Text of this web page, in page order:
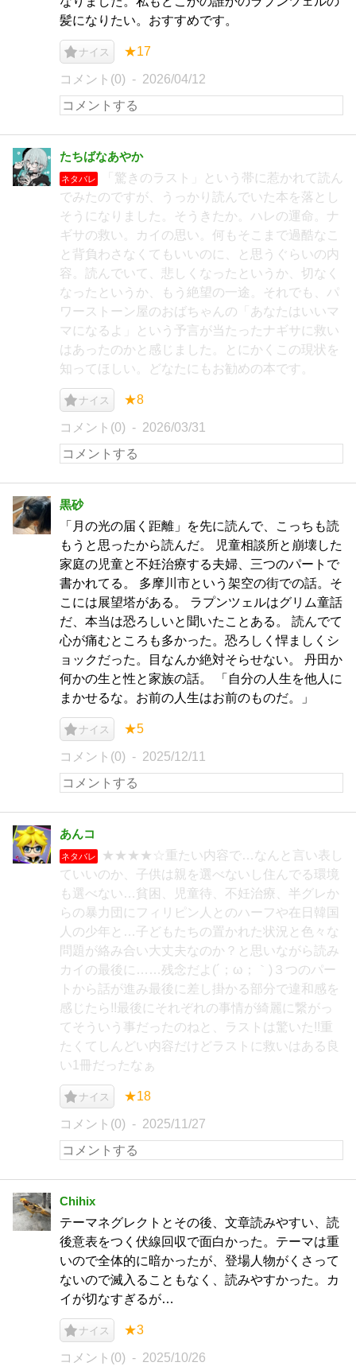
髪になりたい。おすすめです。
ナイス ★17
コメント(0) 2026/04/12
たちばなあやか
ネタバレ
「驚きのラスト」という帯に惹かれて読ん
でみたのですが、うっかり読んでいた本を落とし
そうになりました。そうきたか。ハレの運命。ナ
ギサの救い。カイの思い。何もそこまで過酷なこ
と背負わさなくてもいいのに、と思うぐらいの内
容。読んでいて、悲しくなったというか、切なく
なったというか、もう絶望の一途。それでも、パ
ワーストーン屋のおばちゃんの「あなたはいいマ
マになるよ」という予言が当たったナギサに救い
はあったのかと感じました。とにかくこの現状を
知ってほしい。どなたにもお勧めの本です。
ナイス ★8
コメント(0) 2026/03/31
黒砂
「月の光の届く距離」を先に読んで、こっちも読
もうと思ったから読んだ。 児童相談所と崩壊した
家庭の児童と不妊治療する夫婦、三つのパートで
書かれてる。 多摩川市という架空の街での話。そ
こには展望塔がある。 ラプンツェルはグリム童話
だ、本当は恐ろしいと聞いたことある。 読んでて
心が痛むところも多かった。恐ろしく悍ましくシ
ョックだった。目なんか絶対そらせない。 丹田か
何かの生と性と家族の話。 「自分の人生を他人に
まかせるな。お前の人生はお前のものだ。」
ナイス ★5
コメント(0) 2025/12/11
あんコ
ネタバレ
★★★★☆重たい内容で…なんと言い表し
ていいのか、子供は親を選べないし住んでる環境
も選べない…貧困、児童待、不妊治療、半グレか
らの暴力団にフィリピン人とのハーフや在日韓国
人の少年と…子どもたちの置かれた状況と色々な
問題が絡み合い大丈夫なのか？と思いながら読み
カイの最後に……残念だよ(´；ω；｀)３つのパー
トから話が進み最後に差し掛かる部分で違和感を
感じたら!!最後にそれぞれの事情が綺麗に繋がっ
てそういう事だったのねと、ラストは驚いた!!重
たくてしんどい内容だけどラストに救いはある良
い1冊だったなぁ
ナイス ★18
コメント(0) 2025/11/27
Chihix
テーマネグレクトとその後、文章読みやすい、読
後意表をつく伏線回収で面白かった。テーマは重
いので全体的に暗かったが、登場人物がくさって
ないので滅入ることもなく、読みやすかった。カ
イが切なすぎるが…
ナイス ★3
コメント(0) 2025/10/26